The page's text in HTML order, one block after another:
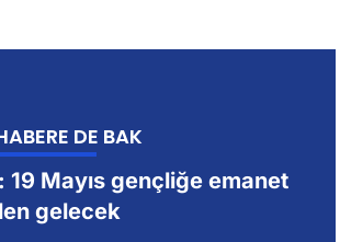
DE BAK
19 Mayıs gençliğe emanet
gelecek